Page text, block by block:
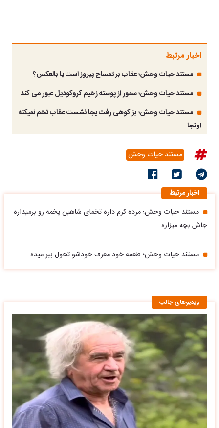
اخبار مرتبط
مستند حیات وحش؛ عقاب بر تمساح پیروز است یا بالعکس؟
مستند حیات وحش؛ سمور از پوسته زخیم کروکودیل عبور می کند
مستند حیات وحش؛ بز کوهی رفت یجا نشست عقاب تخم نمیکنه
اونجا
مستند حیات وحش
اخبار مرتبط
مستند حیات وحش؛ مرده کرم داره تخمای شاهین پخمه رو برمیداره
جاش بچه میزاره
مستند حیات وحش؛ طعمه خود معرف خودشو تحول ببر میده
ویدیوهای جالب